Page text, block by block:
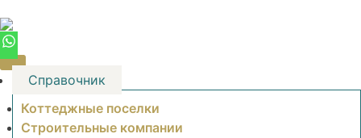
to
content
Справочник
Коттеджные поселки
Строительные компании